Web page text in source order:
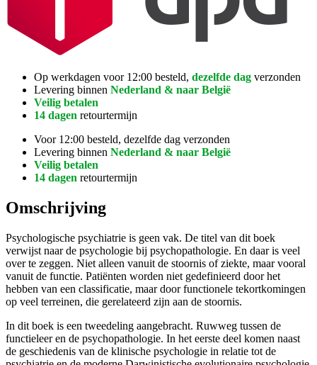
Op werkdagen voor 12:00 besteld, dezelfde dag verzonden
Levering binnen Nederland & naar België
Veilig betalen
14 dagen retourtermijn
Voor 12:00 besteld, dezelfde dag verzonden
Levering binnen Nederland & naar België
Veilig betalen
14 dagen retourtermijn
Omschrijving
Psychologische psychiatrie is geen vak. De titel van dit boek
verwijst naar de psychologie bij psychopathologie. En daar is veel
over te zeggen. Niet alleen vanuit de stoornis of ziekte, maar vooral
vanuit de functie. Patiënten worden niet gedefinieerd door het
hebben van een classificatie, maar door functionele tekortkomingen
op veel terreinen, die gerelateerd zijn aan de stoornis.
In dit boek is een tweedeling aangebracht. Ruwweg tussen de
functieleer en de psychopathologie. In het eerste deel komen naast
de geschiedenis van de klinische psychologie in relatie tot de